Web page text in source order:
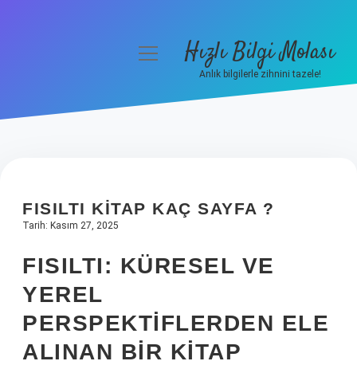
Hakkımızda
menüyüHızlı Bilgi Molası
Anlık bilgilerle zihnini tazele!
FISILTI KITAP KAÇ SAYFA ?
Tarih: Kasım 27, 2025
FISILTI: KÜRESEL VE
YEREL
PERSPEKTIFLERDEN ELE
ALINAN BIR KITAP